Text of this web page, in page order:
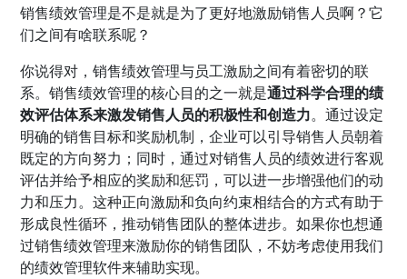
销售绩效管理是不是就是为了更好地激励销售人员啊？它
们之间有啥联系呢？
你说得对，销售绩效管理与员工激励之间有着密切的联
系。销售绩效管理的核心目的之一就是通过科学合理的绩
效评估体系来激发销售人员的积极性和创造力。通过设定
明确的销售目标和奖励机制，企业可以引导销售人员朝着
既定的方向努力；同时，通过对销售人员的绩效进行客观
评估并给予相应的奖励和惩罚，可以进一步增强他们的动
力和压力。这种正向激励和负向约束相结合的方式有助于
形成良性循环，推动销售团队的整体进步。如果你也想通
过销售绩效管理来激励你的销售团队，不妨考虑使用我们
的绩效管理软件来辅助实现。